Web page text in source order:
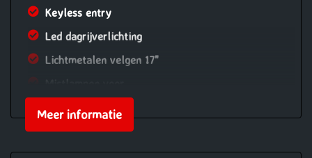
Keyless entry
Led dagrijverlichting
Lichtmetalen velgen 17"
Panoramadak
Park distance control
Parkeer assistent
Meer informatie